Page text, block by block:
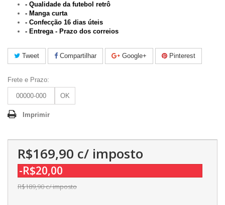
- Qualidade da futebol retrô
- Manga curta
- Confecção 16 dias úteis
- Entrega - Prazo dos correios
Tweet Compartilhar Google+ Pinterest
Frete e Prazo:
OK
Imprimir
R$169,90 c/ imposto
-R$20,00
R$189,90c/ imposto